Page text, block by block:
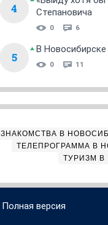
4
Степановича
0 6
5
В
0 11
ЗНАКОМСТВА В
ТЕЛЕПРОГРАММА В
ТУРИЗМ В
Полная версия